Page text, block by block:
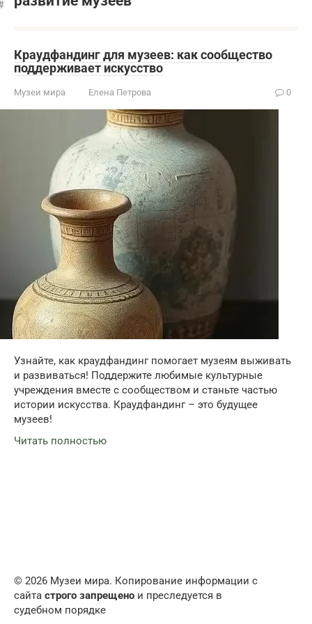
Краудфандинг для музеев: как сообщество
поддерживает искусство
Музеи мира Елена Петрова 0
Узнайте, как краудфандинг помогает музеям выживать
и развиваться! Поддержите любимые культурные
учреждения вместе с сообществом и станьте частью
истории искусства. Краудфандинг – это будущее
музеев!
Читать полностью
© 2026 Музеи мира. Копирование информации с
сайта строго запрещено и преследуется в
судебном порядке